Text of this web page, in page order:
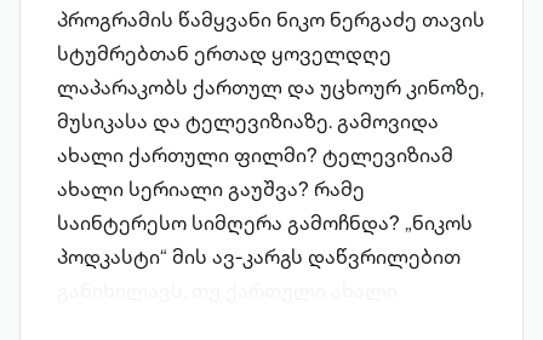
პროგრამის წამყვანი ნიკო ნერგაძე თავის
სტუმრებთან ერთად ყოველდღე
ლაპარაკობს ქართულ და უცხოურ კინოზე,
მუსიკასა და ტელევიზიაზე. გამოვიდა
ახალი ქართული ფილმი? ტელევიზიამ
ახალი სერიალი გაუშვა? რამე
საინტერესო სიმღერა გამოჩნდა? „ნიკოს
პოდკასტი“ მის ავ-კარგს დაწვრილებით